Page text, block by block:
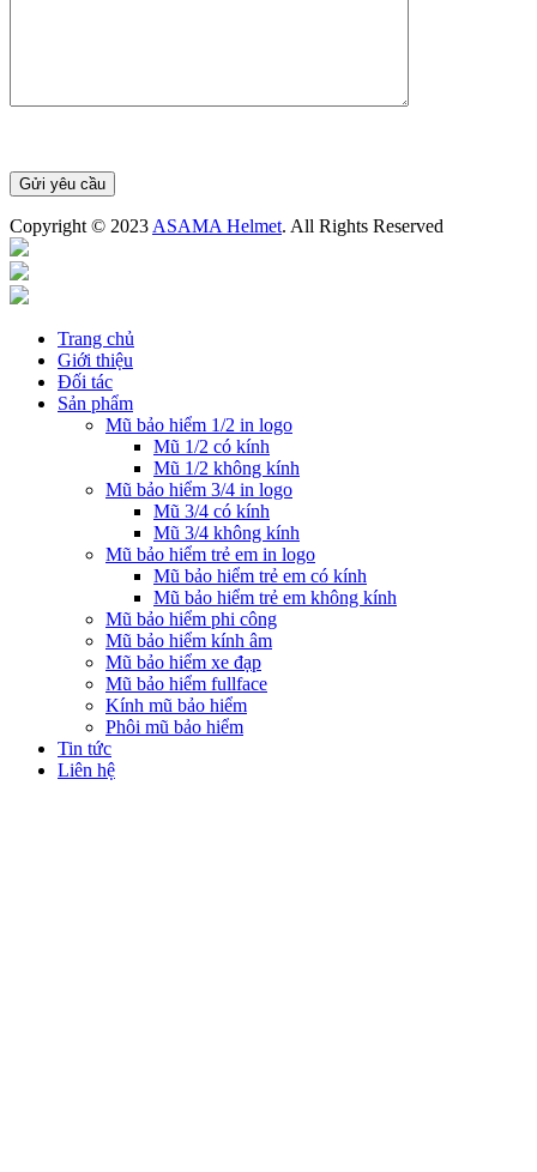
Copyright © 2023 ASAMA Helmet. All Rights Reserved
Trang chủ
Giới thiệu
Đối tác
Sản phẩm
Mũ bảo hiểm 1/2 in logo
Mũ 1/2 có kính
Mũ 1/2 không kính
Mũ bảo hiểm 3/4 in logo
Mũ 3/4 có kính
Mũ 3/4 không kính
Mũ bảo hiểm trẻ em in logo
Mũ bảo hiểm trẻ em có kính
Mũ bảo hiểm trẻ em không kính
Mũ bảo hiểm phi công
Mũ bảo hiểm kính âm
Mũ bảo hiểm xe đạp
Mũ bảo hiểm fullface
Kính mũ bảo hiểm
Phôi mũ bảo hiểm
Tin tức
Liên hệ